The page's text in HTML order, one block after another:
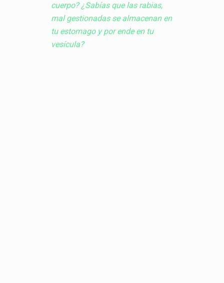
cuerpo? ¿Sabías que las rabias,
mal gestionadas se almacenan en
tu estomago y por ende en tu
vesícula?